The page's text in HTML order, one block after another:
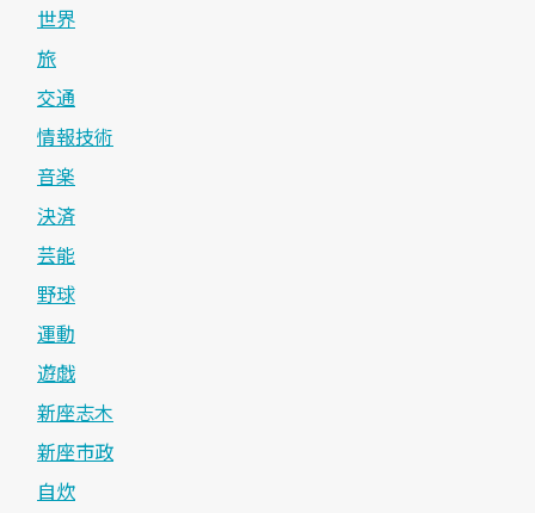
世界
旅
交通
情報技術
音楽
決済
芸能
野球
運動
遊戯
新座志木
新座市政
自炊